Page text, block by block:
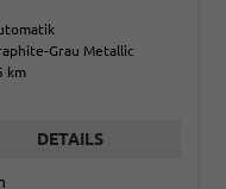
Grau Metallic
km
DETAILS